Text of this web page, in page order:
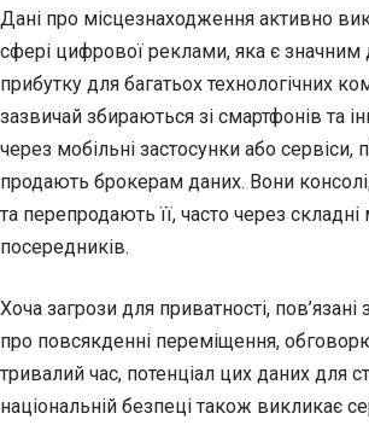
Дані про місцезнаходження активно
сфері цифрової реклами, яка є
прибутку для багатьох технологічних
зазвичай збираються зі смартфонів та
через мобільні застосунки або сервіси,
продають брокерам даних. Вони
та перепродають її, часто через
посередників.
Хоча загрози для приватності,
про повсякденні переміщення,
тривалий час, потенціал цих даних для
національній безпеці також викликає